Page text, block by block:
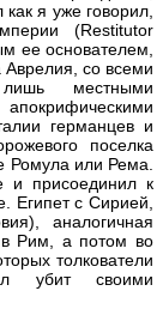
я уже говорил,
(Restitutor
ее основателем,
со всеми
местными
германцев и
поселка
Ромула или Рема.
и присоединил к
Египет с Сирией,
аналогичная
в Рим, а потом во
толкователи
своими